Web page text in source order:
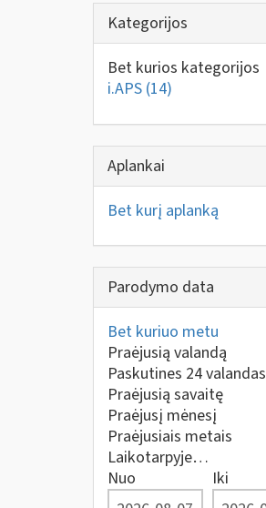
Kategorijos
Bet kurios kategorijos
i.APS (14)
Aplankai
Bet kurį aplanką
Parodymo data
Bet kuriuo metu
Praėjusią valandą
Paskutines 24 valandas
Praėjusią savaitę
Praėjusį mėnesį
Praėjusiais metais
Laikotarpyje…
Nuo
Iki